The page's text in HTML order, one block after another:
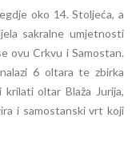
oko 14. Stoljeća, a
sakralne umjetnosti
ovu Crkvu i Samostan.
6 oltara te zbirka
oltar Blaža Jurija,
i samostanski vrt koji